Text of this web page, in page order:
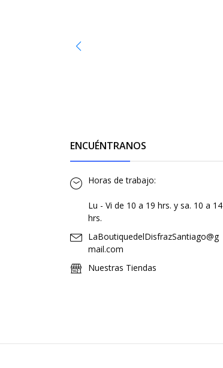
ENCUÉNTRANOS
Horas de trabajo:
Lu - Vi de 10 a 19 hrs. y sa. 10 a 14
hrs.
LaBoutiquedelDisfrazSantiago@g
mail.com
Nuestras Tiendas